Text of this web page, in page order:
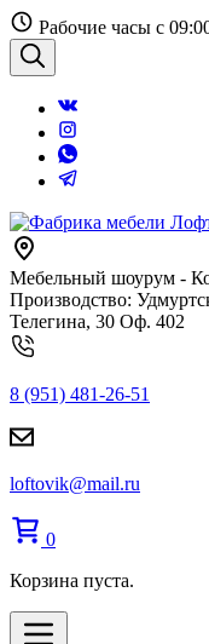
Перейти
к
содержанию
Рабочие часы с
Поиск
Мебельный шоурум -
Производство:
Телегина, 30 Оф. 402
8 (951) 481-26-51
loftovik@mail.ru
0
Корзина пуста.